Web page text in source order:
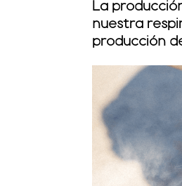
La
nuestra
producción